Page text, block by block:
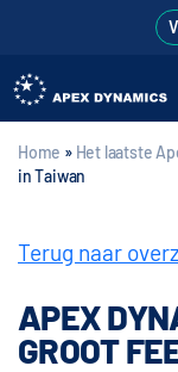
Home » Het laatste
in Taiwan
Terug naar
APEX
GROOT